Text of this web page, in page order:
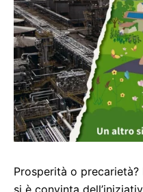
Prosperità o
si è convinta